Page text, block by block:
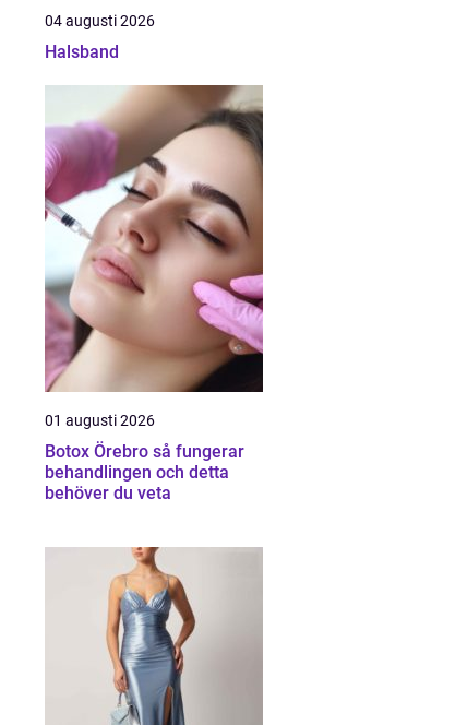
04 augusti 2026
Halsband
01 augusti 2026
Botox Örebro så fungerar
behandlingen och detta
behöver du veta